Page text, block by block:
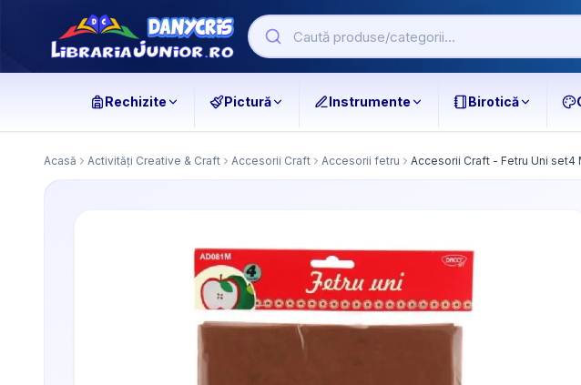
Rechizite Pictură Instrumente Birotică
Acasă Activități Creative & Craft Accesorii Craft Accesorii fetru Accesorii Craft - Fetru Uni set4